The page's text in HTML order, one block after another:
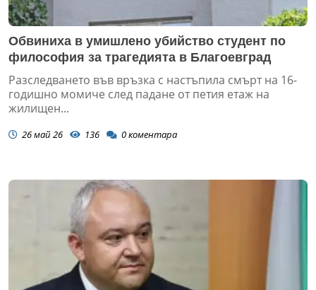
Обвиниха в умишлено убийство студент по
философия за трагедията в Благоевград
Разследването във връзка с настъпила смърт на 16-
годишно момиче след падане от петия етаж на
жилищен...
26 май 26 136 0коментара